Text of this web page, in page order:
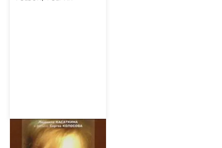
Вызываем огонь на себя